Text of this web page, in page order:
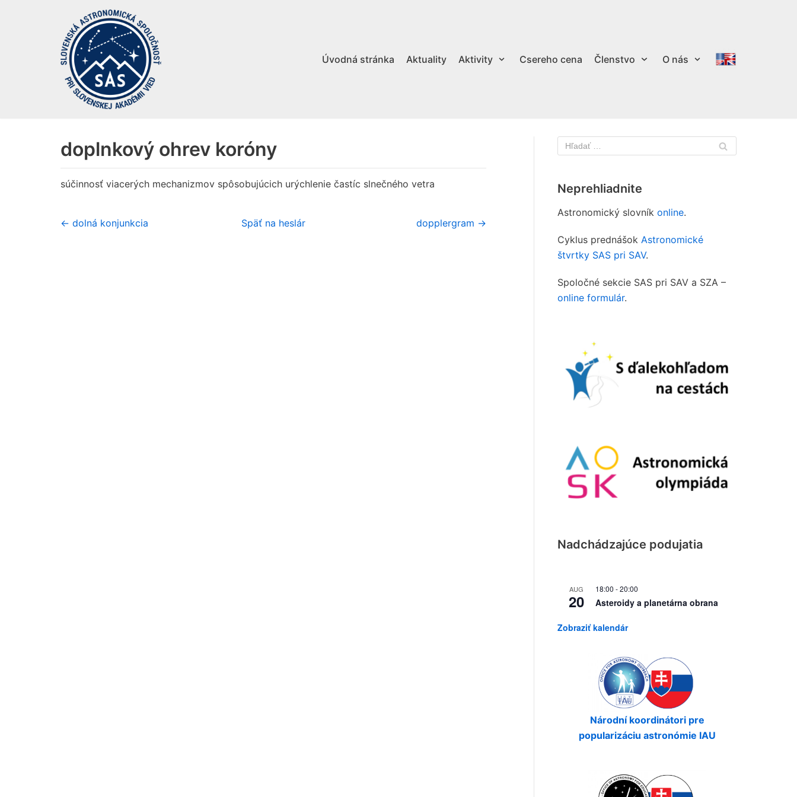
Úvodná stránka Aktuality Aktivity Csereho cena Členstvo O nás
doplnkový ohrev koróny
súčinnosť viacerých mechanizmov spôsobujúcich urýchlenie častíc slnečného vetra
← dolná konjunkcia Späť na heslár dopplergram →
Neprehliadnite
Astronomický slovník online.
Cyklus prednášok Astronomické
štvrtky SAS pri SAV.
Spoločné sekcie SAS pri SAV a SZA –
online formulár.
Nadchádzajúce podujatia
AUG
20
18:00 -20:00
Asteroidy a planetárna obrana
Zobraziť kalendár
Národní koordinátori pre
popularizáciu astronómie IAU